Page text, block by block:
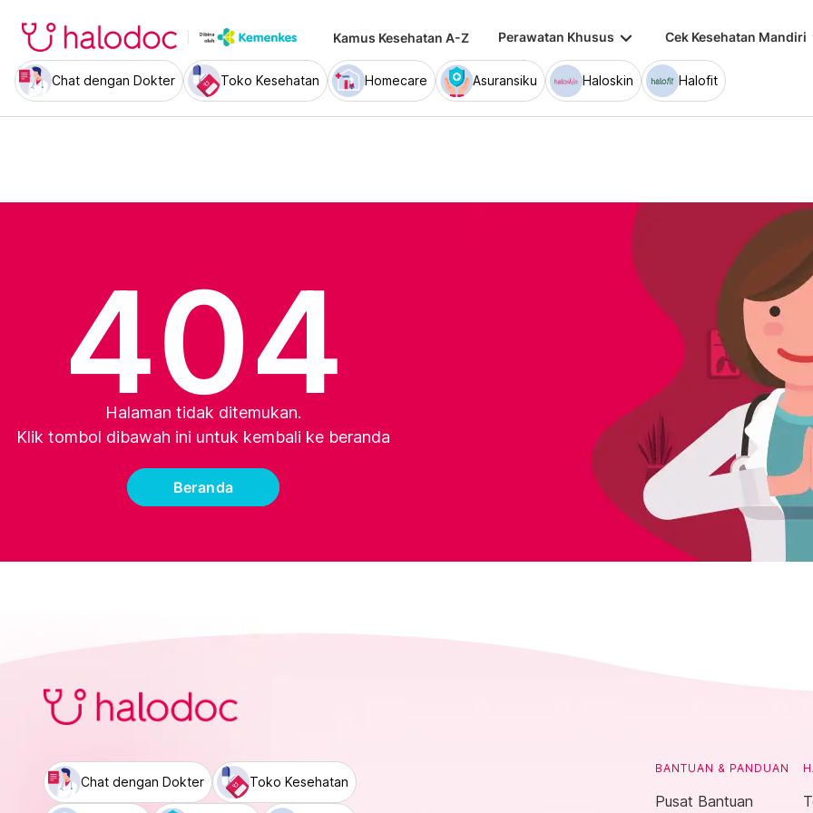
Kamus Kesehatan A-Z Perawatan Khusus keyboard_arrow_down Cek Kesehatan Mandiri
Chat dengan Dokter Toko Kesehatan Homecare Asuransiku Haloskin Halofit
404
Halaman tidak ditemukan.
Klik tombol dibawah ini untuk kembali ke beranda
Beranda
Chat dengan Dokter Toko Kesehatan
BANTUAN & PANDUAN
Pusat Bantuan